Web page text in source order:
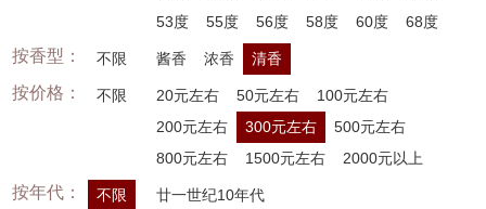
53度
55度 56度 58度 60度 68度
按香型： 不限 酱香 浓香 清香
按价格： 不限 20元左右 50元左右
100元左右
200元左右
300元左右
500元左右
800元左右
1500元左右 2000元以上
按年代： 不限 廿一世纪10年代